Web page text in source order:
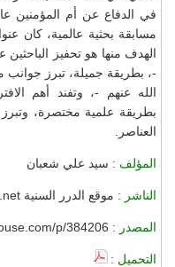
في الدفاع عن أم المؤمنين
مسابقة بحثية عالمية، كان
الهدف منها هو تحفيز
-، بطريقة جميلة، تبرز جوانب
الله عنهم -، وتفند أهم
بطريقة علمية مختصرة،
العناصر.
المؤلف : سيد علي شعبان
الناشر : موقع الدرر السنية http://www.dorar.net
المصدر : p/384206
التحميل :